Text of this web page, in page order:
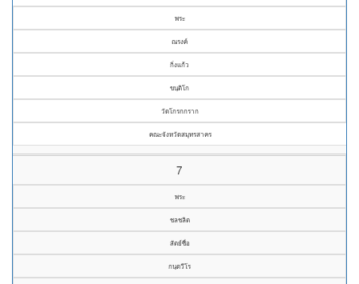
พระ
ณรงค์
กิ่งแก้ว
ขนฺติโก
วัดโกรกกราก
คณะจังหวัดสมุทรสาคร
7
พระ
ชลชลิต
สัตย์ซื่อ
กนฺตวีโร